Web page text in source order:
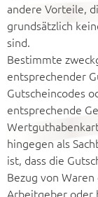
andere Vorteile,
grundsätzlich
sind.
Bestimmte
ent­sprechender
Gutscheincodes
entsprechende
hingegen als
ist, dass die
Bezug von
Arbeitgeber oder